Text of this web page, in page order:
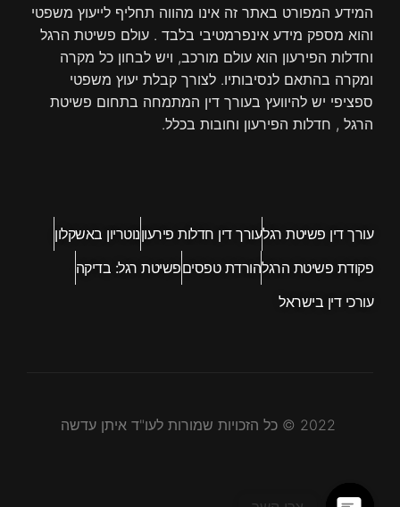
n
המידע המפורט באתר זה אינו מהווה תחליף לייעוץ משפטי
והוא מספק מידע אינפרמטיבי בלבד . עולם פשיטת הרגל
וחדלות הפירעון הוא עולם מורכב, ויש לבחון כל מקרה
ומקרה בהתאם לנסיבותיו. לצורך קבלת יעוץ משפטי
ספציפי יש להיוועץ בעורך דין המתמחה בתחום פשיטת
הרגל , חדלות הפירעון וחובות בכלל.
עורך דין פשיטת רגלעורך דין חדלות פירעוןנוטריון באשקלון
פקודת פשיטת הרגלהורדת טפסיםפשיטת רגל: בדיקה
עורכי דין בישראל